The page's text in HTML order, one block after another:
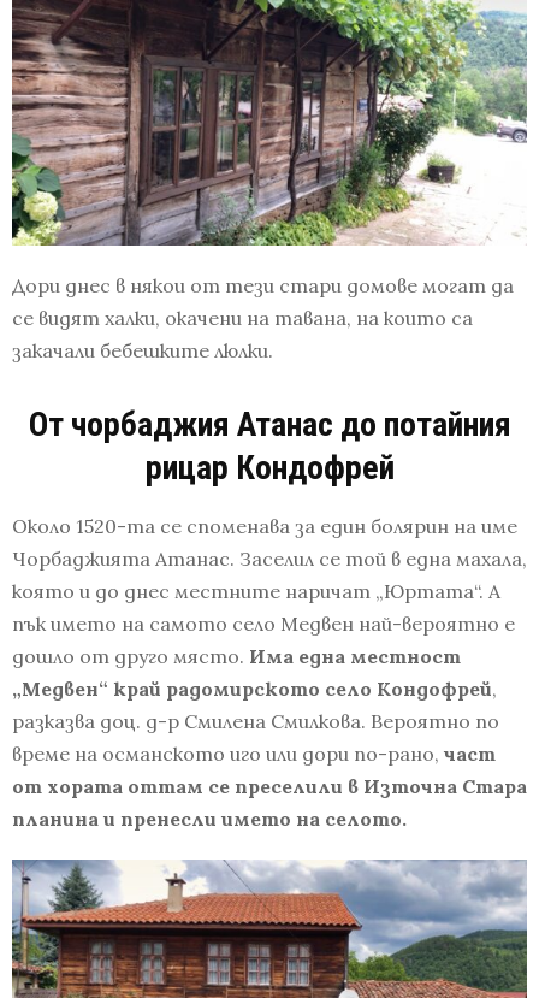
Дори днес в някои от тези стари домове могат да
се видят халки, окачени на тавана, на които са
закачали бебешките люлки.
От чорбаджия Атанас до потайния
рицар Кондофрей
Около 1520-та се споменава за един болярин на име
Чорбаджията Атанас. Заселил се той в една махала,
която и до днес местните наричат „Юртата“. А
пък името на самото село Медвен най-вероятно е
дошло от друго място. Има една местност
„Медвен“ край радомирското село Кондофрей,
разказва доц. д-р Смилена Смилкова. Вероятно по
време на османското иго или дори по-рано, част
от хората оттам се преселили в Източна Стара
планина и пренесли името на селото.